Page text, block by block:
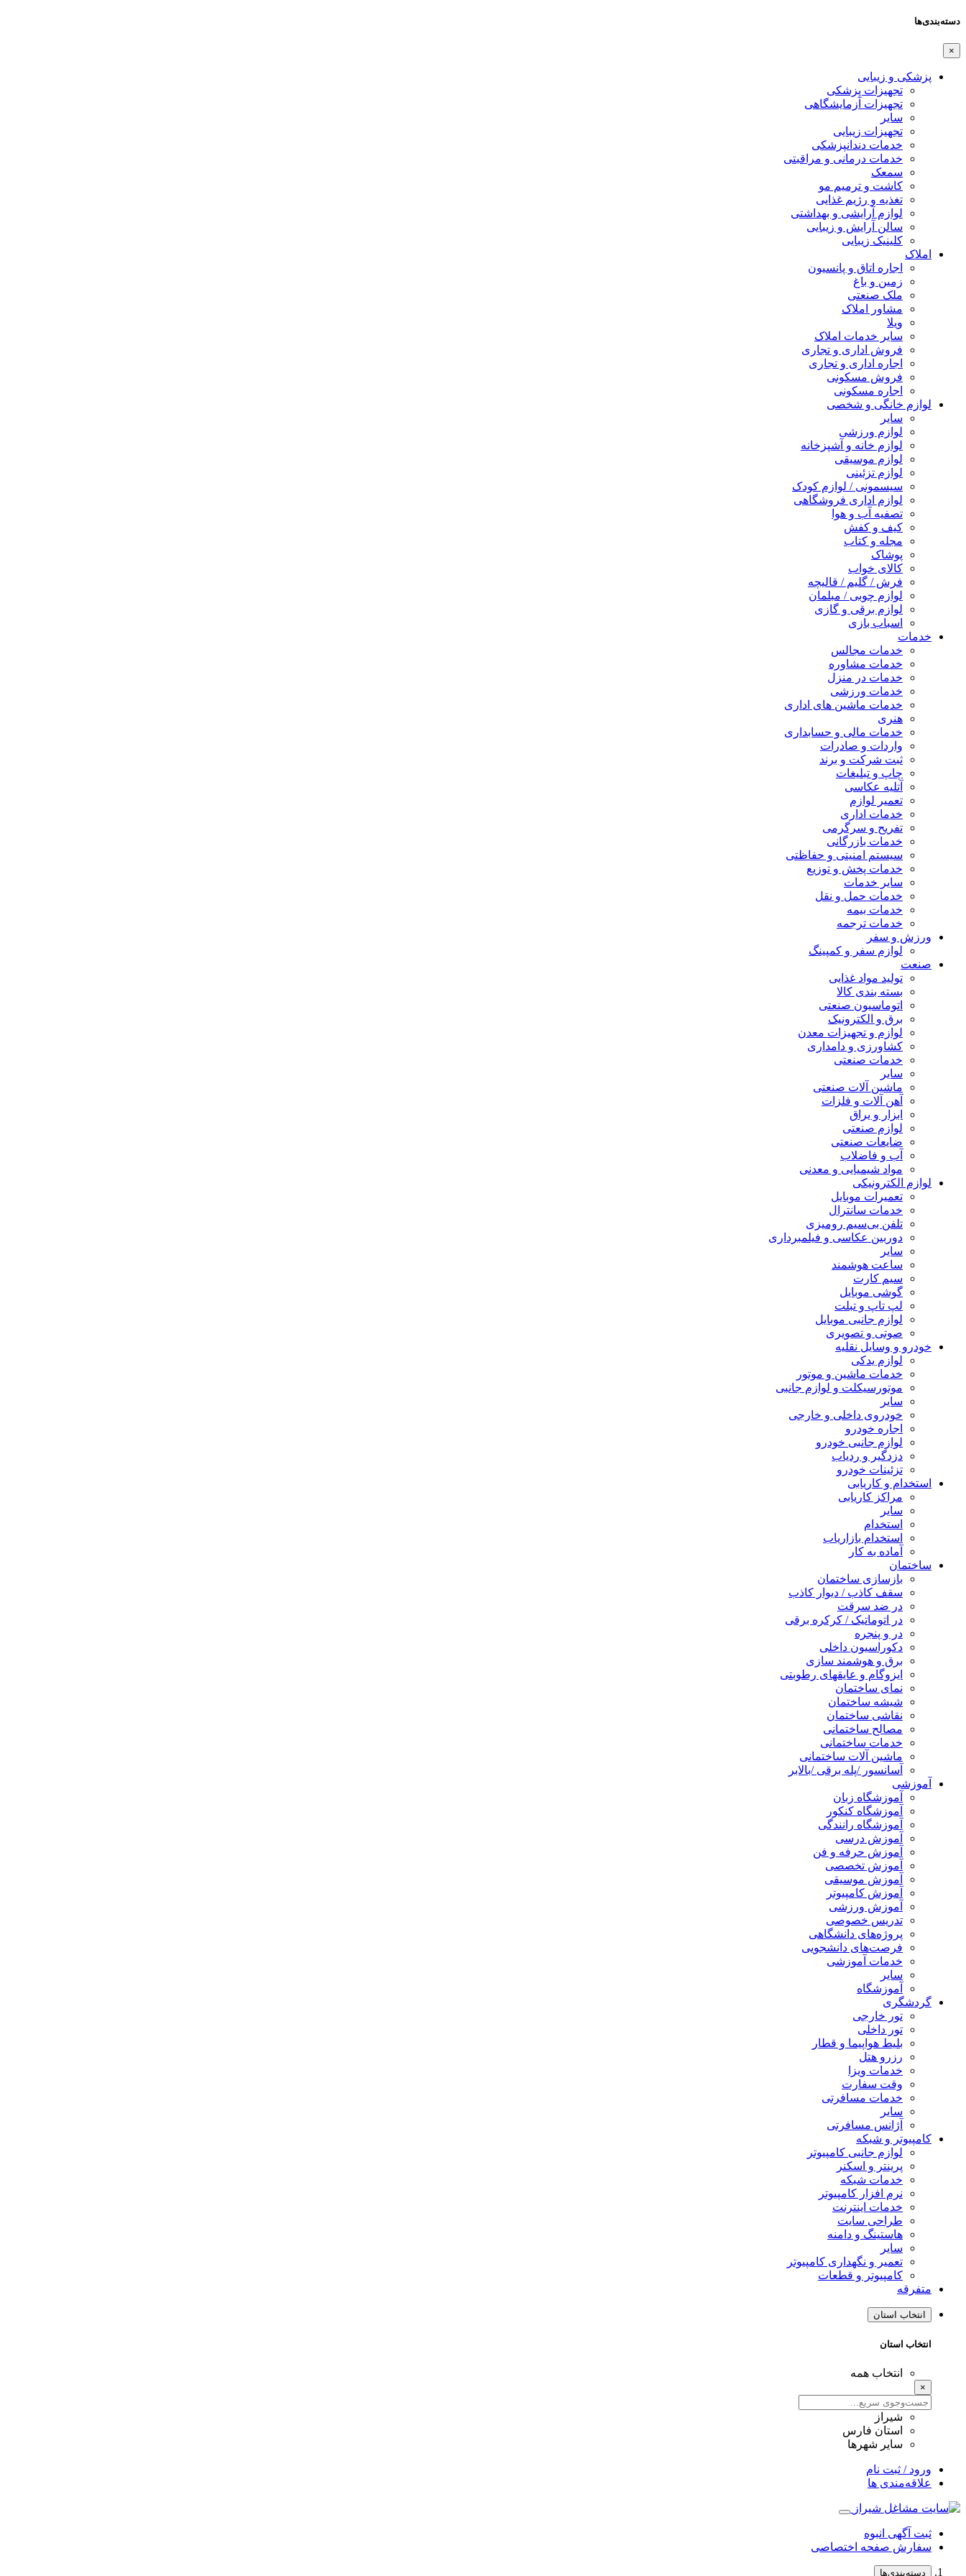
دسته‌بندی‌ها
×
پزشکی و زیبایی
تجهیزات پزشکی
تجهیزات آزمایشگاهی
سایر
تجهیزات زیبایی
خدمات دندانپزشکی
خدمات درمانی و مراقبتی
سمعک
کاشت و ترمیم مو
تغذیه و رژیم غذایی
لوازم آرایشی و بهداشتی
سالن آرایش و زیبایی
کلینیک زیبایی
املاک
اجاره اتاق و پانسیون
زمین و باغ
ملک صنعتی
مشاور املاک
ویلا
سایر خدمات املاک
فروش اداری و تجاری
اجاره اداری و تجاری
فروش مسکونی
اجاره مسکونی
لوازم خانگی و شخصی
سایر
لوازم ورزشی
لوازم خانه و آشپزخانه
لوازم موسیقی
لوازم تزئینی
سیسمونی / لوازم کودک
لوازم اداری فروشگاهی
تصفیه آب و هوا
کیف و کفش
مجله و کتاب
پوشاک
کالای خواب
فرش / گلیم / قالیچه
لوازم چوبی / مبلمان
لوازم برقی و گازی
اسباب بازی
خدمات
خدمات مجالس
خدمات مشاوره
خدمات در منزل
خدمات ورزشی
خدمات ماشین های اداری
هنری
خدمات مالی و حسابداری
واردات و صادرات
ثبت شرکت و برند
چاپ و تبلیغات
آتلیه عکاسی
تعمیر لوازم
خدمات اداری
تفریح و سرگرمی
خدمات بازرگانی
سیستم امنیتی و حفاظتی
خدمات پخش و توزیع
سایر خدمات
خدمات حمل و نقل
خدمات بیمه
خدمات ترجمه
ورزش و سفر
لوازم سفر و کمپینگ
صنعت
تولید مواد غذایی
بسته بندی کالا
اتوماسیون صنعتی
برق و الکترونیک
لوازم و تجهیزات معدن
کشاورزی و دامداری
خدمات صنعتی
سایر
ماشین آلات صنعتی
آهن آلات و فلزات
ابزار و یراق
لوازم صنعتی
ضایعات صنعتی
آب و فاضلاب
مواد شیمیایی و معدنی
لوازم الکترونیکی
تعمیرات موبایل
خدمات سانترال
تلفن بی‌سیم رومیزی
دوربین عکاسی و فیلمبرداری
سایر
ساعت هوشمند
سیم کارت
گوشی موبایل
لپ تاپ و تبلت
لوازم جانبی موبایل
صوتی و تصویری
خودرو و وسایل نقلیه
لوازم یدکی
خدمات ماشین و موتور
موتورسیکلت و لوازم جانبی
سایر
خودروی داخلی و خارجی
اجاره خودرو
لوازم جانبی خودرو
دزدگیر و ردیاب
تزئینات خودرو
استخدام و کاریابی
مراکز کاریابی
سایر
استخدام
استخدام بازاریاب
آماده به کار
ساختمان
بازسازی ساختمان
سقف کاذب / دیوار کاذب
در ضد سرقت
در اتوماتیک / کرکره برقی
در و پنجره
دکوراسیون داخلی
برق و هوشمند سازی
ایزوگام و عایقهای رطوبتی
نمای ساختمان
شیشه ساختمان
نقاشی ساختمان
مصالح ساختمانی
خدمات ساختمانی
ماشین آلات ساختمانی
آسانسور /پله برقی /بالابر
آموزشی
آموزشگاه زبان
آموزشگاه کنکور
آموزشگاه رانندگی
آموزش درسی
آموزش حرفه و فن
آموزش تخصصی
آموزش موسیقی
آموزش کامپیوتر
آموزش ورزشی
تدریس خصوصی
پروژه‌های دانشگاهی
فرصت‌های دانشجویی
خدمات آموزشی
سایر
آموزشگاه
گردشگری
تور خارجی
تور داخلی
بلیط هواپیما و قطار
رزرو هتل
خدمات ویزا
وقت سفارت
خدمات مسافرتی
سایر
آژانس مسافرتی
کامپیوتر و شبکه
لوازم جانبی کامپیوتر
پرینتر و اسکنر
خدمات شبکه
نرم افزار کامپیوتر
خدمات اینترنت
طراحی سایت
هاستینگ و دامنه
سایر
تعمیر و نگهداری کامپیوتر
کامپیوتر و قطعات
متفرقه
انتخاب استان
انتخاب استان
انتخاب همه
×
شیراز
استان فارس
سایر شهرها
ورود / ثبت نام
علاقه‌مندی ها
ثبت آگهی انبوه
سفارش صفحه اختصاصی
دسته‌بندی‌ها